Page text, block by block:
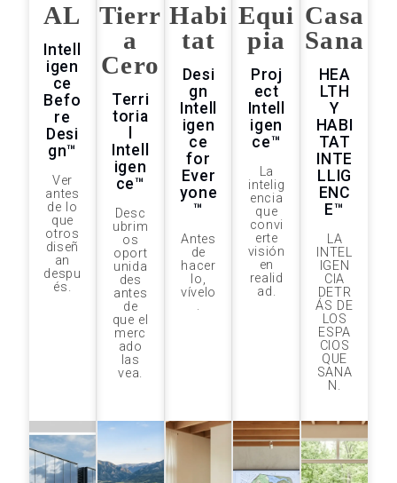
AL
Intell
igen
ce
Befo
re
Desi
gn™
Ver
antes
de lo
que
otros
diseñ
an
despu
és.
Tierr
a
Cero
Terri
toria
Intell
igen
ce™
Desc
ubrim
os
oport
unida
des
antes
de
que el
merc
ado
las
vea.​
Habi
tat
Desi
gn
Intell
igen
ce
for
Ever
yone
™
Antes
de
hacer
lo,
vívelo
.
Equi
pia
Proj
ect
Intell
igen
ce™
La
intelig
encia
que
convi
erte
visión
en
realid
ad.
Casa
Sana
HEA
LTH
Y
HABI
TAT
INTE
LLIG
ENC
E™
LA
INTEL
IGEN
CIA
DETR
ÁS DE
LOS
ESPA
CIOS
QUE
SANA
N.